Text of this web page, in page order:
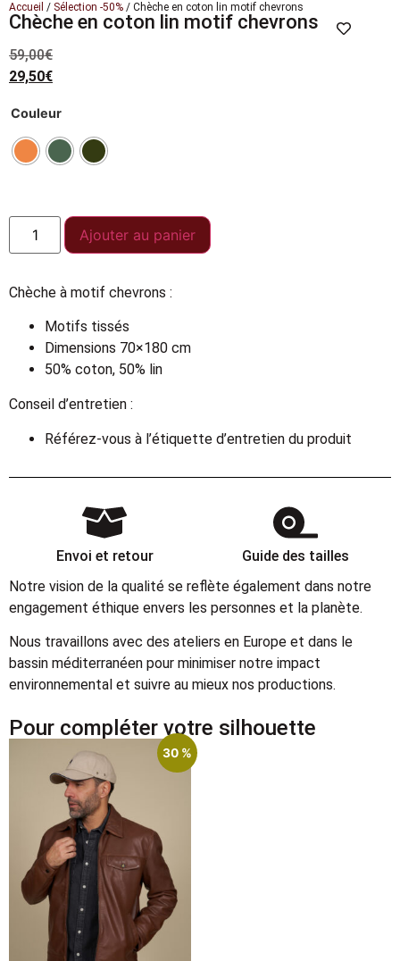
Accueil / Sélection -50% / Chèche en coton lin motif chevrons
Chèche en coton lin motif chevrons
59,00€
29,50€
Couleur
Ajouter au panier
Chèche à motif chevrons :
Motifs tissés
Dimensions 70×180 cm
50% coton, 50% lin
Conseil d’entretien :
Référez-vous à l’étiquette d’entretien du produit
Envoi et retour
Guide des tailles
Notre vision de la qualité se reflète également dans notre
engagement éthique envers les personnes et la planète.
Nous travaillons avec des ateliers en Europe et dans le
bassin méditerranéen pour minimiser notre impact
environnemental et suivre au mieux nos productions.
Pour compléter votre silhouette
30 %